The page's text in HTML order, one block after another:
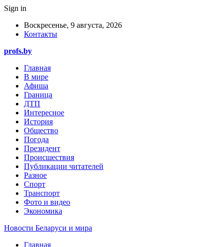
Sign in
Воскресенье, 9 августа, 2026
Контакты
profs.by
Главная
В мире
Афиша
Граница
ДТП
Интересное
История
Общество
Погода
Президент
Происшествия
Публикации читателей
Разное
Спорт
Транспорт
Фото и видео
Экономика
Новости Беларуси и мира
Главная